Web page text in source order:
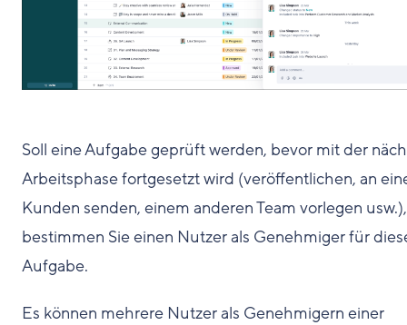
Soll eine Aufgabe geprüft werden, bevor mit der
Arbeitsphase fortgesetzt wird (veröffentlichen, an
Kunden senden, einem anderen Team vorlegen usw.),
bestimmen Sie einen Nutzer als Genehmiger für
Aufgabe.
Es können mehrere Nutzer als Genehmigern einer